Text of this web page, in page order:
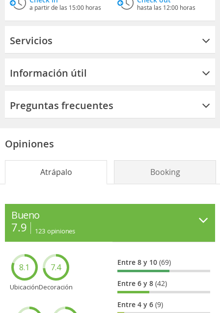
a partir de las 15:00 horas hasta las 12:00 horas
Servicios
Información útil
Preguntas frecuentes
Opiniones
Atrápalo Booking
Bueno
7.9 123 opiniones
8.1
Ubicación
7.4
Decoración
Entre 8 y 10(69)
Entre 6 y 8(42)
Entre 4 y 6(9)